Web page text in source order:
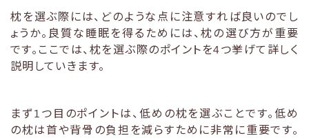
枕を選ぶ際には、どのような点に注意すれば良いのでし
ょうか。良質な睡眠を得るためには、枕の選び方が重要
です。ここでは、枕を選ぶ際のポイントを4つ挙げて詳しく
説明していきます。
まず1つ目のポイントは、低めの枕を選ぶことです。低め
の枕は首や背骨の負担を減らすために非常に重要です。